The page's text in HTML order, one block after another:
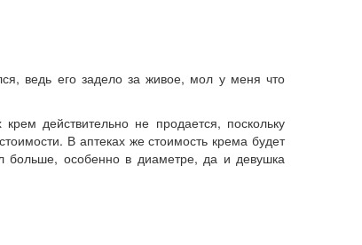
ведь его задело за живое, мол у меня что
действительно не продается, поскольку
В аптеках же стоимость крема будет
больше, особенно в диаметре, да и девушка